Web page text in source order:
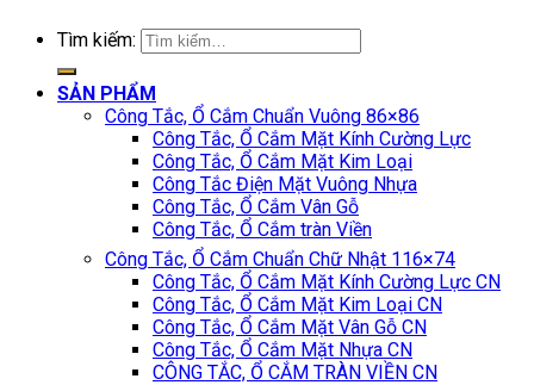
Tìm kiếm:
SẢN PHẨM
Công Tắc, Ổ Cắm Chuẩn Vuông 86×86
Công Tắc, Ổ Cắm Mặt Kính Cường Lực
Công Tắc, Ổ Cắm Mặt Kim Loại
Công Tắc Điện Mặt Vuông Nhựa
Công Tắc, Ổ Cắm Vân Gỗ
Công Tắc, Ổ Cắm tràn Viền
Công Tắc, Ổ Cắm Chuẩn Chữ Nhật 116×74
Công Tắc, Ổ Cắm Mặt Kính Cường Lực CN
Công Tắc, Ổ Cắm Mặt Kim Loại CN
Công Tắc, Ổ Cắm Mặt Vân Gỗ CN
Công Tắc, Ổ Cắm Mặt Nhựa CN
CÔNG TẮC, Ổ CẮM TRÀN VIỀN CN